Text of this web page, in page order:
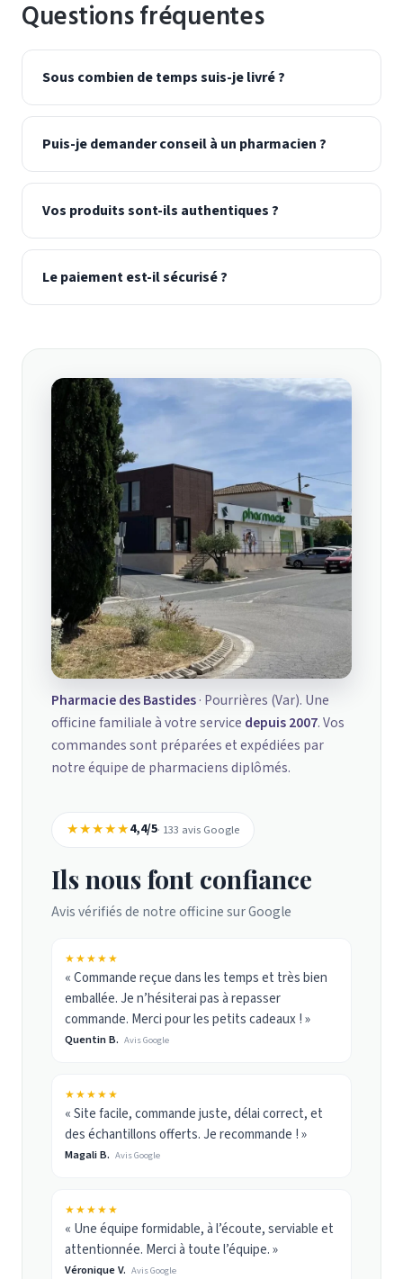
Questions fréquentes
Sous combien de temps suis-je livré ?
Puis-je demander conseil à un pharmacien ?
Vos produits sont-ils authentiques ?
Le paiement est-il sécurisé ?
Pharmacie des Bastides· Pourrières (Var). Une
officine familiale à votre service depuis 2007. Vos
commandes sont préparées et expédiées par
notre équipe de pharmaciens diplômés.
★★★★★4,4/5· 133 avis Google
Ils nous font confiance
Avis vérifiés de notre officine sur Google
★★★★★
« Commande reçue dans les temps et très bien
emballée. Je n’hésiterai pas à repasser
commande. Merci pour les petits cadeaux ! »
Quentin B. Avis Google
★★★★★
« Site facile, commande juste, délai correct, et
des échantillons offerts. Je recommande ! »
Magali B. Avis Google
★★★★★
« Une équipe formidable, à l’écoute, serviable et
attentionnée. Merci à toute l’équipe. »
Véronique V. Avis Google